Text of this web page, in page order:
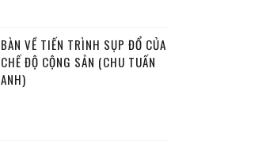
BÀN VỀ TIẾN TRÌNH SỤP ĐỔ CỦA
CHẾ ĐỘ CỘNG SẢN (CHU TUẤN
ANH)